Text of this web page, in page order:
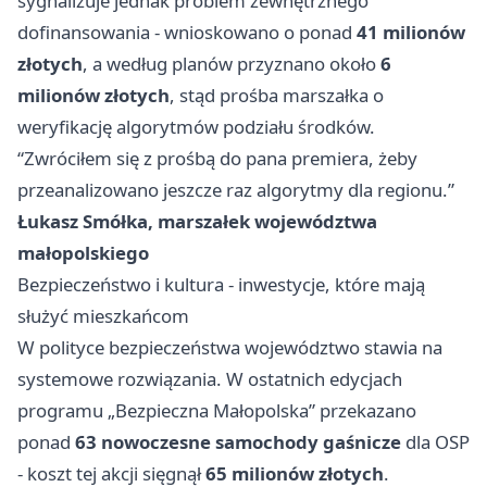
dofinansowania - wnioskowano o ponad 41 milionów
złotych, a według planów przyznano około6
milionów złotych, stąd prośba marszałka o
weryfikację algorytmów podziału środków.
“Zwróciłem się z prośbą do pana premiera, żeby
przeanalizowano jeszcze raz algorytmy dla regionu.”
Łukasz Smółka, marszałek województwa
małopolskiego
Bezpieczeństwo i kultura - inwestycje, które mają
służyć mieszkańcom
W polityce bezpieczeństwa województwo stawia na
systemowe rozwiązania. W ostatnich edycjach
programu „Bezpieczna Małopolska” przekazano
ponad 63 nowoczesne samochody gaśnicze dla OSP
- koszt tej akcji sięgnął65 milionów złotych.